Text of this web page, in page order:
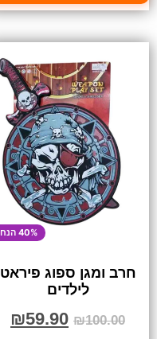
40% הנחה
חרב ומגן ספוג פיראט
לילדים
₪100.00
₪59.90